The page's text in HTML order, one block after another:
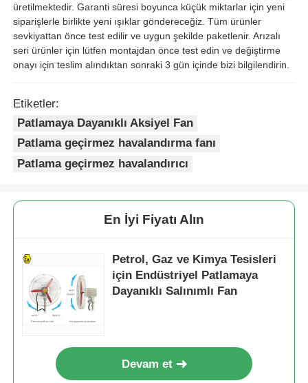
üretilmektedir. Garanti süresi boyunca küçük miktarlar için yeni
siparişlerle birlikte yeni ışıklar göndereceğiz. Tüm ürünler
sevkiyattan önce test edilir ve uygun şekilde paketlenir. Arızalı
seri ürünler için lütfen montajdan önce test edin ve değiştirme
onayı için teslim alındıktan sonraki 3 gün içinde bizi bilgilendirin.
Etiketler:
Patlamaya Dayanıklı Aksiyel Fan
Patlama geçirmez havalandırma fanı
Patlama geçirmez havalandırıcı
En İyi Fiyatı Alın
Petrol, Gaz ve Kimya Tesisleri
için Endüstriyel Patlamaya
Dayanıklı Salınımlı Fan
Devam et